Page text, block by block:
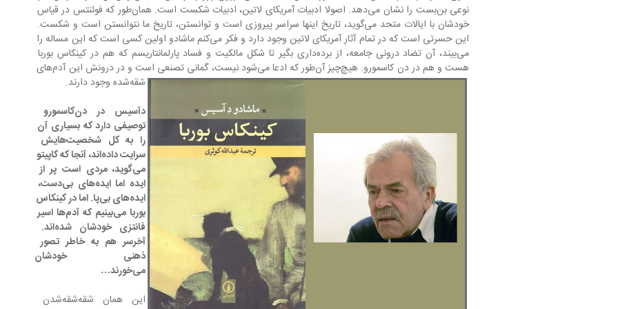
نوعی بن‌بست را نشان می‌دهد. اصولا ادبیات آمریکای لاتین، ادبیات شکست است. همان‌طور که فوئنتس در قیاس
خودشان با ایالات متحد می‌گوید، تاریخ اینها سراسر پیروزی است و توانستن، تاریخ ما نتوانستن است و شکست.
این حسرتی است که در تمام آثار آمریکای لاتین وجود دارد و فکر می‌کنم ماشادو اولین کسی است که این مساله را
می‌بیند، آن تضاد درونی جامعه، از برده‌داری بگیر تا شکل مالکیت و فساد پارلمانتاریسم که هم در کینکاس بوربا
هست و هم در دن کاسمورو. هیچ‌چیز آن‌طور که ادعا می‌شود نیست، گمانی تصنعی است و در درونش این آدم‌های
شقه‌شده وجود دارند.
دآسیس در دن‌کاسمورو
توصیفی دارد که بسیاری آن
را به کل شخصیت‌هایش
سرایت داده‌اند، آنجا که کاپیتو
می‌گوید، مردی است پر از
ایده اما ایده‌های بی‌دست،
ایده‌های بی‌پا. اما در کینکاس
بوربا می‌بینیم که آدم‌ها اسیر
فانتزی خودشان شده‌اند.
آخرسر هم به خاطر تصور
ذهنی خودشان
می‌خورند…
این همان شقه‌شقه‌شدن